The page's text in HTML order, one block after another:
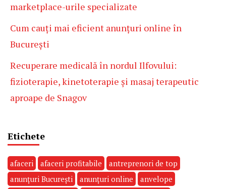
marketplace-urile specializate
Cum cauți mai eficient anunțuri online în
București
Recuperare medicală în nordul Ilfovului:
fizioterapie, kinetoterapie și masaj terapeutic
aproape de Snagov
Etichete
afaceri afaceri profitabile
antreprenori de top
anunțuri București
anunțuri online
anvelope